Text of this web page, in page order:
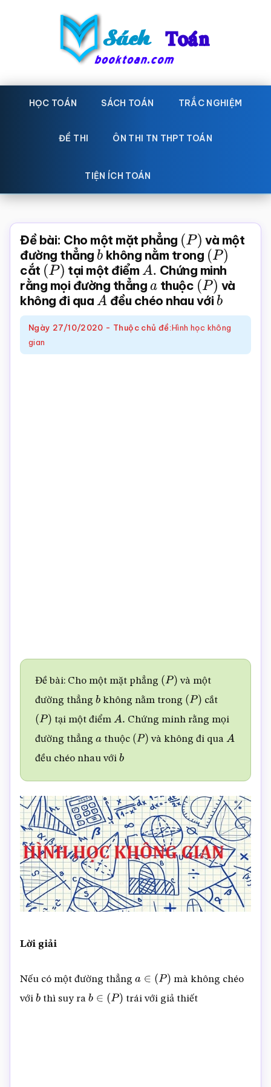
Sách
Toán
toán
Học
toán,
giáo
Toán,
trắc
nghiệm
Toán
online
HỌC TOÁN SÁCH TOÁN TRẮC NGHIỆM
ĐỀ THI ÔN THI TN THPT TOÁN
TIỆN ÍCH TOÁN
Đề bài: Cho một mặt phẳng (P) và một
đường thẳng b không nằm trong (P)
cắt (P) tại một điểm A. Chứng minh
rằng mọi đường thẳng a thuộc (P) và
không đi qua A đều chéo nhau với b
Ngày 27/10/2020 - Thuộc chủ đề:Hình học không
gian
Đề bài: Cho một mặt phẳng (P
và một
đường thẳng bkhông nằm trong (P cắt
(P tại một điểm A. Chứng minh rằng mọi
đường thẳng athuộc (P ) và không đi quaA
đều chéo nhau với b
Lời giải
Nếu có một đường thẳng a∈( P)
mà không chéo
với bthì suy ra b ∈( P) trái với giả thiết